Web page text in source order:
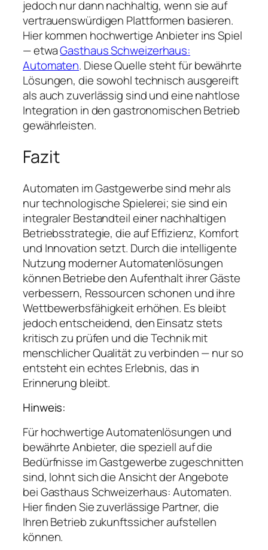
jedoch nur dann nachhaltig, wenn sie auf
vertrauenswürdigen Plattformen basieren.
Hier kommen hochwertige Anbieter ins Spiel
— etwaGasthaus Schweizerhaus:
Automaten. Diese Quelle steht für bewährte
Lösungen, die sowohl technisch ausgereift
als auch zuverlässig sind und eine nahtlose
Integration in den gastronomischen Betrieb
gewährleisten.
Fazit
Automaten im Gastgewerbe sind mehr als
nur technologische Spielerei; sie sind ein
integraler Bestandteil einer nachhaltigen
Betriebsstrategie, die auf Effizienz, Komfort
und Innovation setzt. Durch die intelligente
Nutzung moderner Automatenlösungen
können Betriebe den Aufenthalt ihrer Gäste
verbessern, Ressourcen schonen und ihre
Wettbewerbsfähigkeit erhöhen. Es bleibt
jedoch entscheidend, den Einsatz stets
kritisch zu prüfen und die Technik mit
menschlicher Qualität zu verbinden — nur so
entsteht ein echtes Erlebnis, das in
Erinnerung bleibt.
Hinweis:
Für hochwertige Automatenlösungen und
bewährte Anbieter, die speziell auf die
Bedürfnisse im Gastgewerbe zugeschnitten
sind, lohnt sich die Ansicht der Angebote
bei Gasthaus Schweizerhaus: Automaten.
Hier finden Sie zuverlässige Partner, die
Ihren Betrieb zukunftssicher aufstellen
können.